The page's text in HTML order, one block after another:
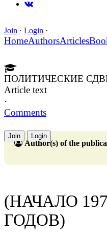
Join · Login ·
HomeAuthorsArticles
ПОЛИТИЧЕСКИЕ
Article text
·
Comments
Join Login
Author(s) of the
(НАЧАЛО
ГОДОВ)